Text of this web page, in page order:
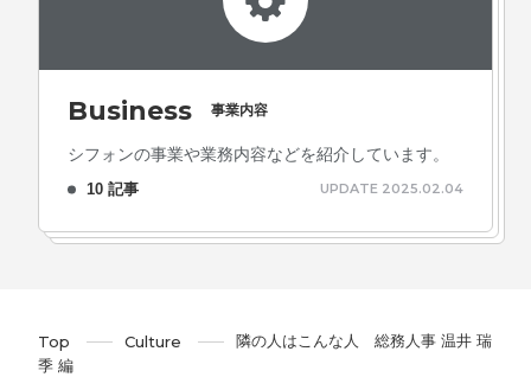
Business 事業内容
シフォンの事業や業務内容などを紹介しています。
10 記事 UPDATE 2025.02.04
Top Culture
隣の人はこんな人 総務人事 温井 瑞
季 編